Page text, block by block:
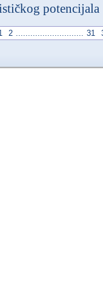
potencijala
2 ............................ 31